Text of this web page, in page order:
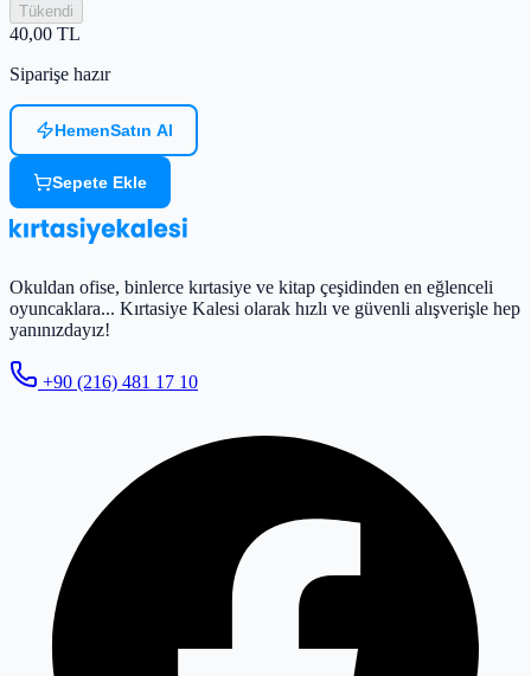
Tükendi
40,00 TL
Siparişe hazır
HemenSatın Al
Sepete Ekle
Okuldan ofise, binlerce kırtasiye ve kitap çeşidinden en eğlenceli
oyuncaklara... Kırtasiye Kalesi olarak hızlı ve güvenli alışverişle hep
yanınızdayız!
+90 (216) 481 17 10